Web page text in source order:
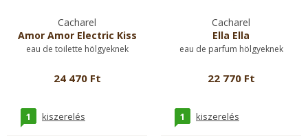
Cacharel
Amor Amor Electric Kiss
eau de toilette hölgyeknek
24 470 Ft
1 kiszerelés
Cacharel
Ella Ella
eau de parfum hölgyeknek
22 770 Ft
1 kiszerelés